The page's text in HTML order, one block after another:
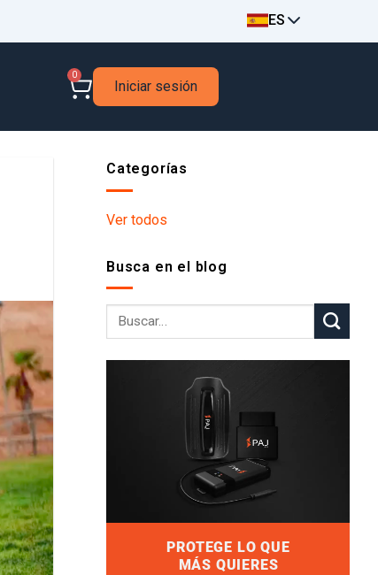
ES
0
Iniciar sesión
Categorías
Ver todos
Busca en el blog
PROTEGE LO QUE
MÁS QUIERES